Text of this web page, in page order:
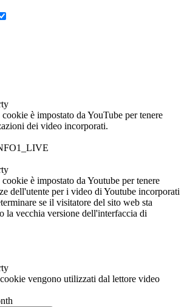
cookie è impostato da YouTube per tenere
dei video incorporati.
cookie è impostato da Youtube per tenere
dell'utente per i video di Youtube incorporati
se il visitatore del sito web sta
la vecchia versione dell'interfaccia di
vengono utilizzati dal lettore video